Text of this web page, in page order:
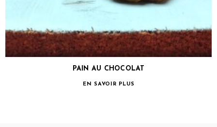
PAIN AU CHOCOLAT
EN SAVOIR PLUS